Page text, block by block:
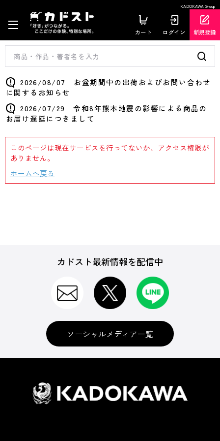
KADOKAWA Group
カート ログイン 新規登録
2026/08/07 お盆期間中の出荷およびお問い合わせ
に関するお知らせ
2026/07/29 令和8年熊本地震の影響による商品の
お届け遅延につきまして
このページは現在サービスを行ってないか、アクセス権限が
ありません。
ホームへ戻る
カドスト最新情報を配信中
ソーシャルメディア一覧